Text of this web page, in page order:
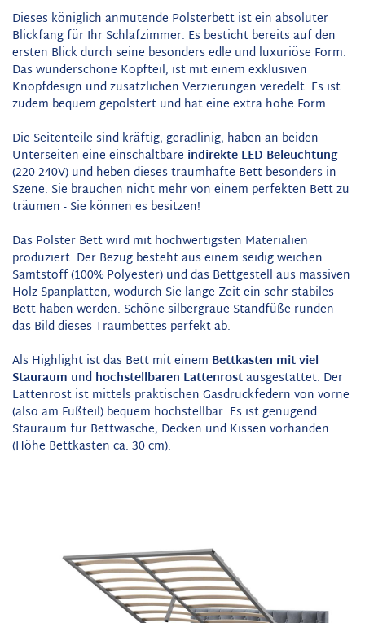
Dieses königlich anmutende Polsterbett ist ein absoluter
Blickfang für Ihr Schlafzimmer. Es besticht bereits auf den
ersten Blick durch seine besonders edle und luxuriöse Form.
Das wunderschöne Kopfteil, ist mit einem exklusiven
Knopfdesign und zusätzlichen Verzierungen veredelt. Es ist
zudem bequem gepolstert und hat eine extra hohe Form.
Die Seitenteile sind kräftig, geradlinig, haben an beiden
Unterseiten eine einschaltbare indirekte LED Beleuchtung
(220-240V) und heben dieses traumhafte Bett besonders in
Szene. Sie brauchen nicht mehr von einem perfekten Bett zu
träumen - Sie können es besitzen!
Das Polster Bett wird mit hochwertigsten Materialien
produziert. Der Bezug besteht aus einem seidig weichen
Samtstoff (100% Polyester) und das Bettgestell aus massiven
Holz Spanplatten, wodurch Sie lange Zeit ein sehr stabiles
Bett haben werden. Schöne silbergraue Standfüße runden
das Bild dieses Traumbettes perfekt ab.
Als Highlight ist das Bett mit einem Bettkasten mit viel
Stauraum und hochstellbaren Lattenrostausgestattet. Der
Lattenrost ist mittels praktischen Gasdruckfedern von vorne
(also am Fußteil) bequem hochstellbar. Es ist genügend
Stauraum für Bettwäsche, Decken und Kissen vorhanden
(Höhe Bettkasten ca. 30 cm).